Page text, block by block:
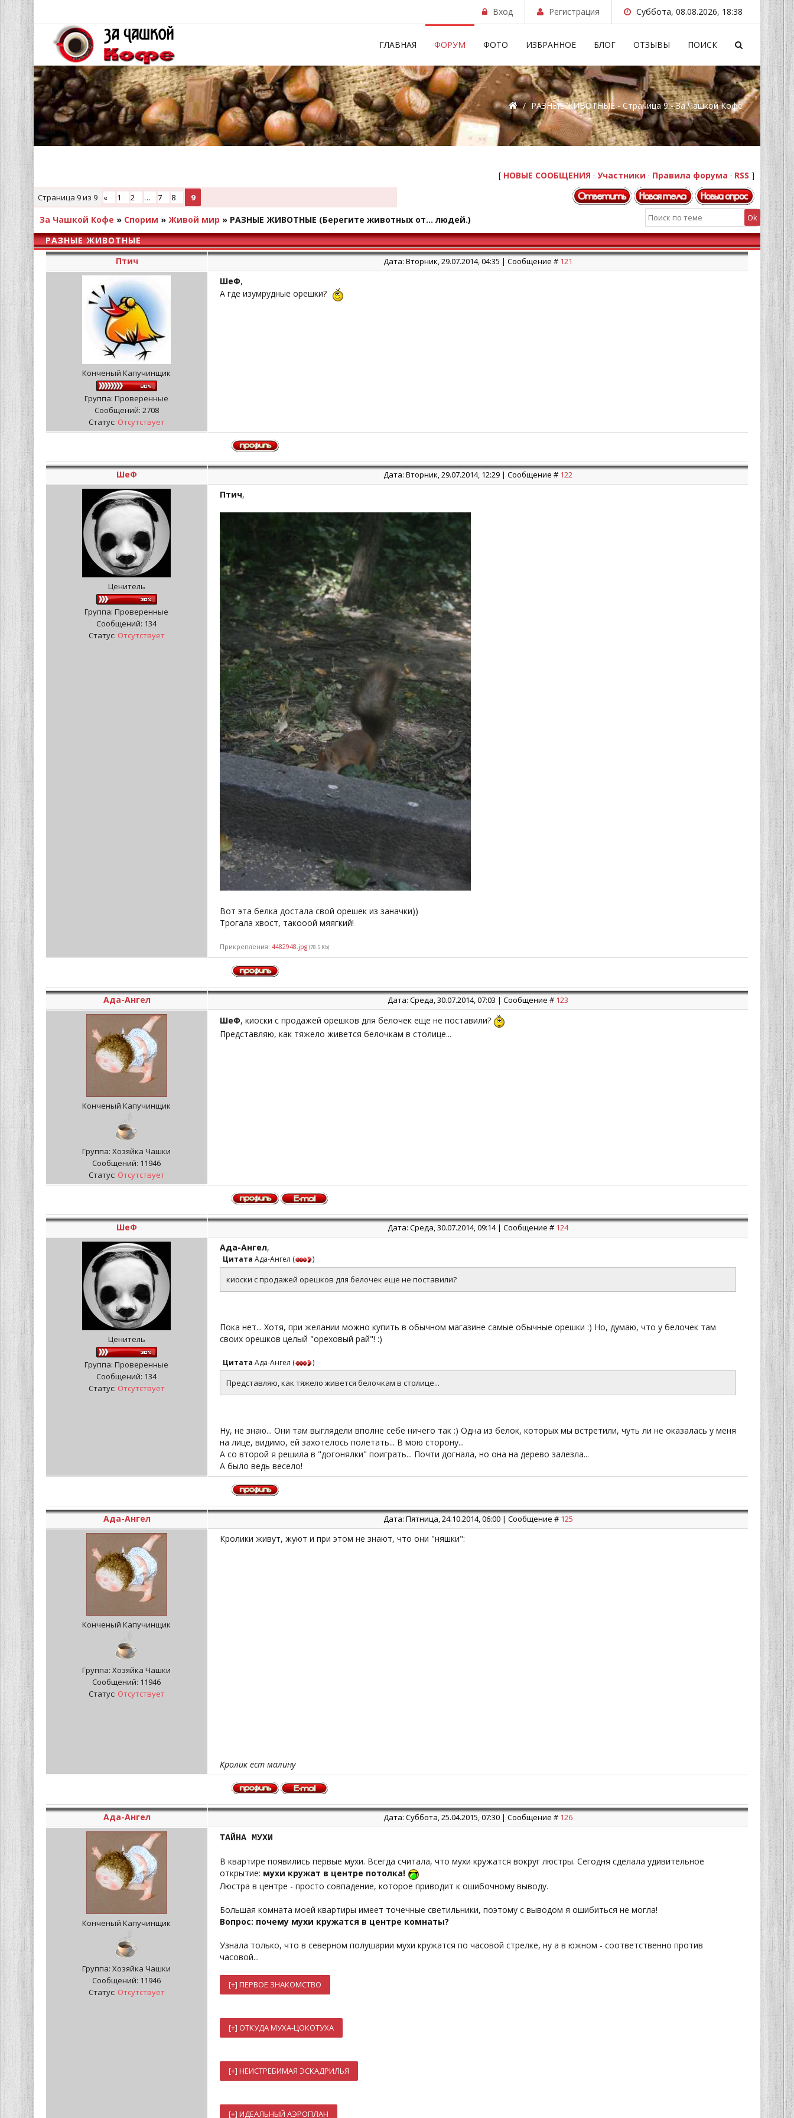
Вход Регистрация Суббота, 08.08.2026, 18:38
ГЛАВНАЯ ФОРУМ ФОТО ИЗБРАННОЕ БЛОГ ОТЗЫВЫ ПОИСК
/ РАЗНЫЕ ЖИВОТНЫЕ - Страница 9 - За Чашкой Кофе
[ НОВЫЕ СООБЩЕНИЯ · Участники · Правила форума · RSS ]
Страница 9из 9 « 1 2 … 7 8 9
За Чашкой Кофе » Спорим » Живой мир » РАЗНЫЕ ЖИВОТНЫЕ (Берегите животных от... людей.)
РАЗНЫЕ ЖИВОТНЫЕ
Птич
Дата: Вторник, 29.07.2014, 04:35 | Сообщение # 121
Конченый Капучинщик
Группа: Проверенные
Сообщений: 2708
Статус: Отсутствует
ШеФ,
А где изумрудные орешки?
ШеФ Дата: Вторник, 29.07.2014, 12:29 | Сообщение # 122
Ценитель
Группа: Проверенные
Сообщений: 134
Статус: Отсутствует
Птич,
Вот эта белка достала свой орешек из заначки))
Трогала хвост, такооой мяягкий!
Прикрепления: 4482948.jpg (78.5 Kb)
Ада-Ангел Дата: Среда, 30.07.2014, 07:03 | Сообщение # 123
Конченый Капучинщик
Группа: Хозяйка Чашки
Сообщений: 11946
Статус: Отсутствует
ШеФ, киоски с продажей орешков для белочек еще не поставили?
Представляю, как тяжело живется белочкам в столице...
ШеФ Дата: Среда, 30.07.2014, 09:14 | Сообщение # 124
Ценитель
Группа: Проверенные
Сообщений: 134
Статус: Отсутствует
Ада-Ангел,
Цитата Ада-Ангел ( )
киоски с продажей орешков для белочек еще не поставили?
Пока нет... Хотя, при желании можно купить в обычном магазине самые обычные орешки :) Но, думаю, что у белочек там
своих орешков целый "ореховый рай"! :)
Цитата Ада-Ангел ( )
Представляю, как тяжело живется белочкам в столице...
Ну, не знаю... Они там выглядели вполне себе ничего так :) Одна из белок, которых мы встретили, чуть ли не оказалась у меня
на лице, видимо, ей захотелось полетать... В мою сторону...
А со второй я решила в "догонялки" поиграть... Почти догнала, но она на дерево залезла...
А было ведь весело!
Ада-Ангел Дата: Пятница, 24.10.2014, 06:00 | Сообщение # 125
Конченый Капучинщик
Группа: Хозяйка Чашки
Сообщений: 11946
Статус: Отсутствует
Кролики живут, жуют и при этом не знают, что они "няшки":
Кролик ест малину
Ада-Ангел Дата: Суббота, 25.04.2015, 07:30 | Сообщение # 126
Конченый Капучинщик
Группа: Хозяйка Чашки
Сообщений: 11946
Статус: Отсутствует
ТАЙНА МУХИ
В квартире появились первые мухи. Всегда считала, что мухи кружатся вокруг люстры. Сегодня сделала удивительное
открытие: мухи кружат в центре потолка!
Люстра в центре - просто совпадение, которое приводит к ошибочному выводу.
Большая комната моей квартиры имеет точечные светильники, поэтому с выводом я ошибиться не могла!
Вопрос: почему мухи кружатся в центре комнаты?
Узнала только, что в северном полушарии мухи кружатся по часовой стрелке, ну а в южном - соответственно против
часовой...